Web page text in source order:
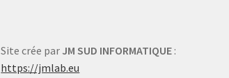
Site crée par JM SUD INFORMATIQUE :
https://jmlab.eu